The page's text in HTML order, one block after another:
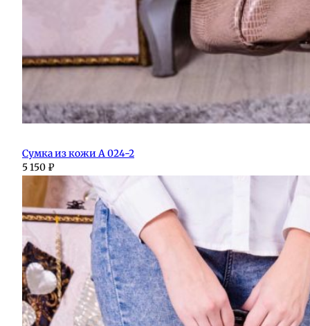
Сумка из кожи А 024-2
5 150 ₽